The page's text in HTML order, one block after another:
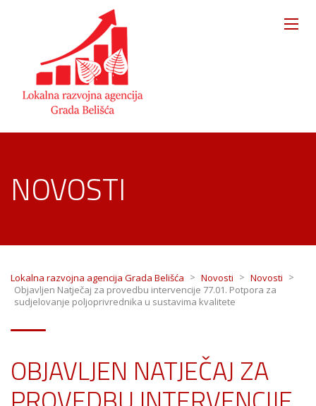
NOVOSTI
Lokalna razvojna agencija Grada Belišća > Novosti > Novosti >
Objavljen Natječaj za provedbu intervencije 77.01. Potpora za
sudjelovanje poljoprivrednika u sustavima kvalitete
OBJAVLJEN NATJEČAJ ZA